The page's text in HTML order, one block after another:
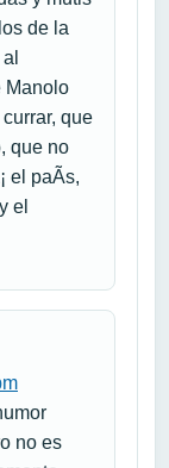
de la
Manolo
que
que no
el paÃ­s,
el
no es